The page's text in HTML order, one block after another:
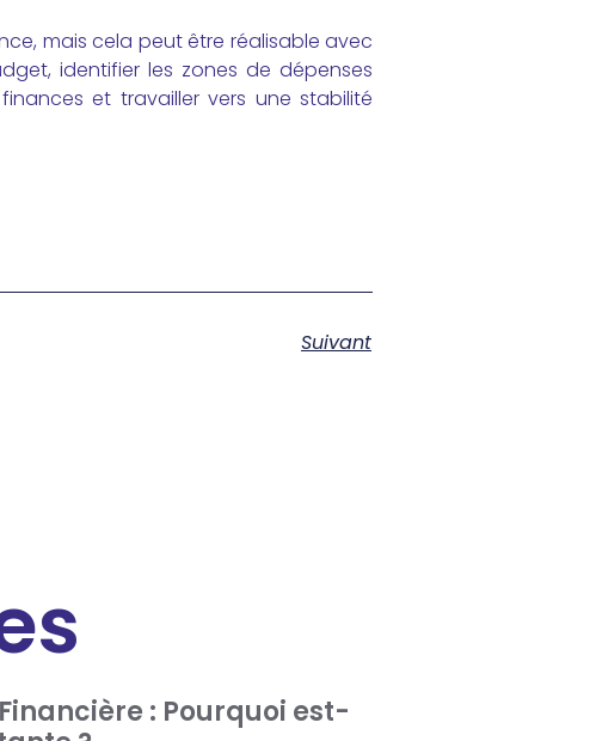
mais cela peut être réalisable avec
identifier les zones de dépenses
et travailler vers une stabilité
Suivant
: Pourquoi est-